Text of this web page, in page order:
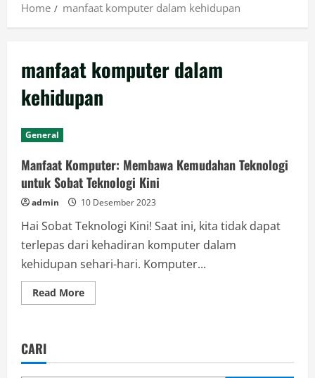
Home
manfaat komputer dalam kehidupan
manfaat komputer dalam
kehidupan
General
Manfaat Komputer: Membawa Kemudahan Teknologi
untuk Sobat Teknologi Kini
admin 10 Desember 2023
Hai Sobat Teknologi Kini! Saat ini, kita tidak dapat
terlepas dari kehadiran komputer dalam
kehidupan sehari-hari. Komputer...
Read MoreRead
more
Teknologi
CARI